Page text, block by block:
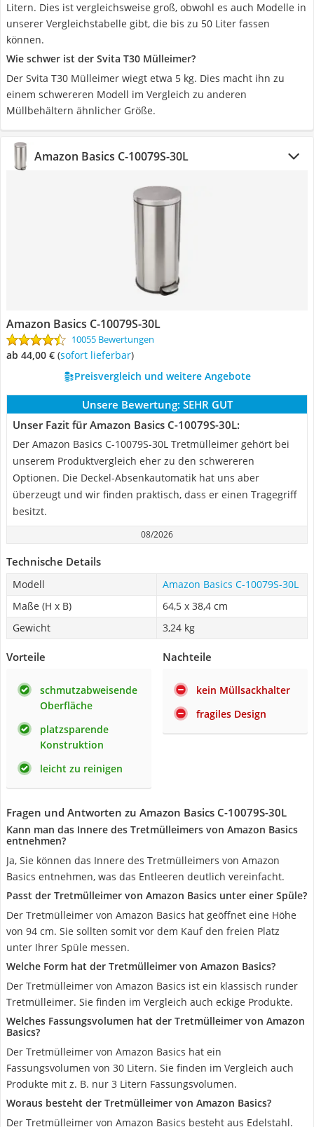
Litern. Dies ist vergleichsweise groß, obwohl es auch Modelle in
unserer Vergleichstabelle gibt, die bis zu 50 Liter fassen
können.
Wie schwer ist der Svita T30 Mülleimer?
Der Svita T30 Mülleimer wiegt etwa 5 kg. Dies macht ihn zu
einem schwereren Modell im Vergleich zu anderen
Müllbehältern ähnlicher Größe.
Amazon Basics C-10079S-30L
Amazon Basics C-10079S-30L
10055 Bewertungen
ab 44,00 € ( Sofort lieferbar)
Preisvergleich und weitere Angebote
Unsere Bewertung: SEHR GUT
Unser Fazit für Amazon Basics C-10079S-30L:
Der Amazon Basics C-10079S-30L Tretmülleimer gehört bei
unserem Produktvergleich eher zu den schwereren
Optionen. Die Deckel-Absenkautomatik hat uns aber
überzeugt und wir finden praktisch, dass er einen Tragegriff
besitzt.
08/2026
Technische Details
Modell
Amazon Basics C-10079S-30L
Maße (H x B)
64,5 x 38,4 cm
Gewicht
‎3,24 kg
Vorteile
schmutzabweisende
Oberfläche
platzsparende
Konstruktion
leicht zu reinigen
Nachteile
kein Müllsackhalter
fragiles Design
Fragen und Antworten zu Amazon Basics C-10079S-30L
Kann man das Innere des Tretmülleimers von Amazon Basics
entnehmen?
Ja, Sie können das Innere des Tretmülleimers von Amazon
Basics entnehmen, was das Entleeren deutlich vereinfacht.
Passt der Tretmülleimer von Amazon Basics unter einer Spüle?
Der Tretmülleimer von Amazon Basics hat geöffnet eine Höhe
von 94 cm. Sie sollten somit vor dem Kauf den freien Platz
unter Ihrer Spüle messen.
Welche Form hat der Tretmülleimer von Amazon Basics?
Der Tretmülleimer von Amazon Basics ist ein klassisch runder
Tretmülleimer. Sie finden im Vergleich auch eckige Produkte.
Welches Fassungsvolumen hat der Tretmülleimer von Amazon
Basics?
Der Tretmülleimer von Amazon Basics hat ein
Fassungsvolumen von 30 Litern. Sie finden im Vergleich auch
Produkte mit z. B. nur 3 Litern Fassungsvolumen.
Woraus besteht der Tretmülleimer von Amazon Basics?
Der Tretmülleimer von Amazon Basics besteht aus Edelstahl.